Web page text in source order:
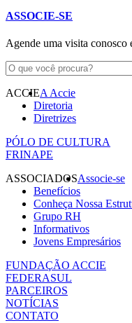
ASSOCIE-SE
Agende uma visita conosco
ACCIEA Accie
Diretoria
Diretrizes
PÓLO DE CULTURA
FRINAPE
ASSOCIADOSAssocie-se
Benefícios
Conheça Nossa
Grupo RH
Informativos
Jovens Empresários
FUNDAÇÃO ACCIE
FEDERASUL
PARCEIROS
NOTÍCIAS
CONTATO